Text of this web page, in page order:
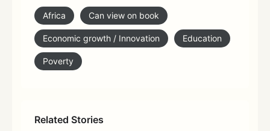
Africa Can view on book
Economic growth / Innovation Education
Poverty
Related Stories